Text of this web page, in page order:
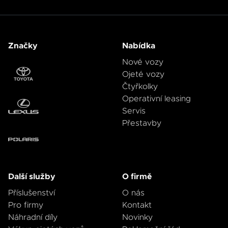
88
8
Značky Nabídka
Nové vozy
Ojeté vozy
Čtyřkolky
Operativní leasing
Servis
Přestavby
Další služby
Příslušenství
Pro firmy
Náhradní díly
O firmě
O nás
Kontakt
Novinky